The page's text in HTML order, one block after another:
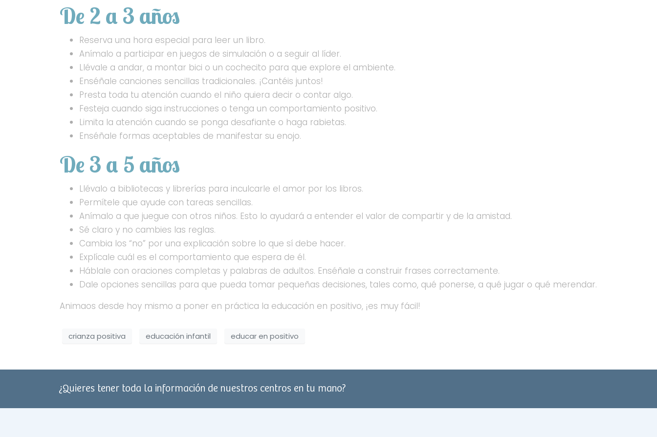
De 2 a 3 años
Reserva una hora especial para leer un libro.
Anímalo a participar en juegos de simulación o a seguir al líder.
Llévale a andar, a montar bici o un cochecito para que explore el ambiente.
Enséñale canciones sencillas tradicionales. ¡Cantéis juntos!
Presta toda tu atención cuando el niño quiera decir o contar algo.
Festeja cuando siga instrucciones o tenga un comportamiento positivo.
Limita la atención cuando se ponga desafiante o haga rabietas.
Enséñale formas aceptables de manifestar su enojo.
De 3 a 5 años
Llévalo a bibliotecas y librerías para inculcarle el amor por los libros.
Permítele que ayude con tareas sencillas.
Anímalo a que juegue con otros niños. Esto lo ayudará a entender el valor de compartir y de la amistad.
Sé claro y no cambies las reglas.
Cambia los “no” por una explicación sobre lo que sí debe hacer.
Explícale cuál es el comportamiento que espera de él.
Háblale con oraciones completas y palabras de adultos. Enséñale a construir frases correctamente.
Dale opciones sencillas para que pueda tomar pequeñas decisiones, tales como, qué ponerse, a qué jugar o qué merendar.
Animaos desde hoy mismo a poner en práctica la educación en positivo, ¡es muy fácil!
crianza positiva educación infantil educar en positivo
¿Quieres tener toda la información de nuestros centros en tu mano?